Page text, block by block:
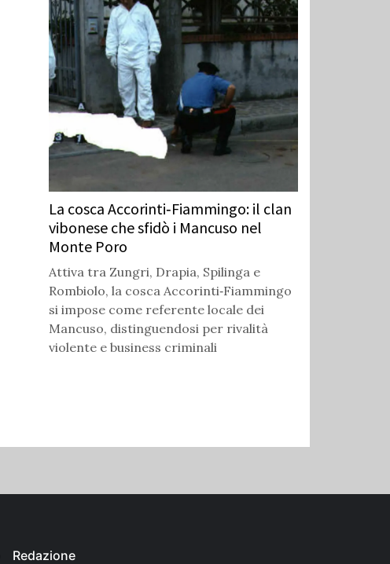
La cosca Accorinti‑Fiammingo: il clan
vibonese che sfidò i Mancuso nel
Monte Poro
Attiva tra Zungri, Drapia, Spilinga e
Rombiolo, la cosca Accorinti‑Fiammingo
si impose come referente locale dei
Mancuso, distinguendosi per rivalità
violente e business criminali
Redazione